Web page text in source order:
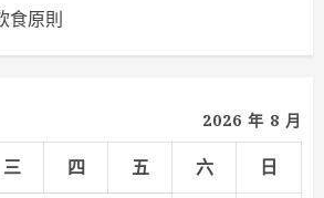
食原則
2026 年 8 月
三 四 五 六 日